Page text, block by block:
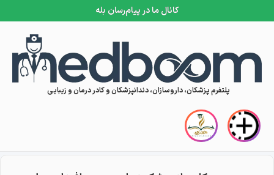
کانال ما در پیام‌رسان بله
Skip to content
پلتفرم پزشکان، داروسازان، دندانپزشکان و کادر درمان و زیبایی